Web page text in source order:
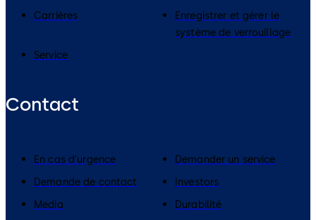
Carrières
Enregistrer et gérer le
système de verrouillage
Service
Contact
En cas d'urgence
Demander un service
Demande de contact
Investors
Media
Durabilité